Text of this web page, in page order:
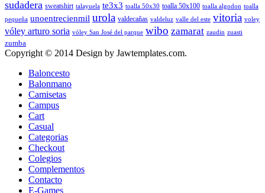
sudadera sweatshirt talayuela te3x3 toalla 50x30 toalla 50x100 toalla algodon toalla
pequeña unoentrecienmil urola valdecañas valdeluz valle del este vitoria voley
vóley arturo soria vóley San José del parque wibo zamarat zaudin zuasti
zumba
Copyright © 2014 Design by Jawtemplates.com.
Baloncesto
Balonmano
Camisetas
Campus
Cart
Casual
Categorias
Checkout
Colegios
Complementos
Contacto
E-Games